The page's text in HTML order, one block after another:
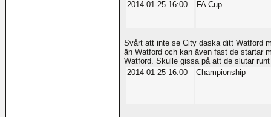
2014-01-25 16:00
FA Cup
Svårt att inte se City daska ditt Watford
än Watford och kan även fast de startar
Watford. Skulle gissa på att de slutar
2014-01-25 16:00
Championship